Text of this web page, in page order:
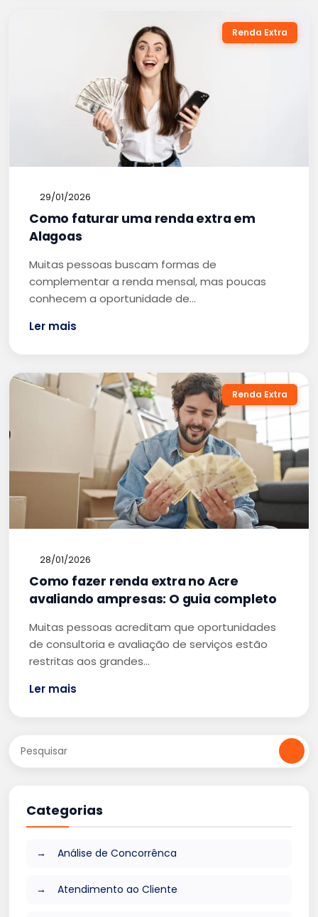
Renda Extra
29/01/2026
Como faturar uma renda extra em
Alagoas
Muitas pessoas buscam formas de
complementar a renda mensal, mas poucas
conhecem a oportunidade de…
Ler mais
Renda Extra
28/01/2026
Como fazer renda extra no Acre
avaliando ampresas: O guia completo
Muitas pessoas acreditam que oportunidades
de consultoria e avaliação de serviços estão
restritas aos grandes…
Ler mais
Categorias
Análise de Concorrênca
Atendimento ao Cliente